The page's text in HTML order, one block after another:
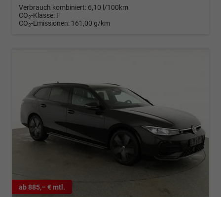
Verbrauch kombiniert: 6,10 l/100km
CO2-Klasse: F
CO2-Emissionen: 161,00 g/km
ab 885,– € mtl.